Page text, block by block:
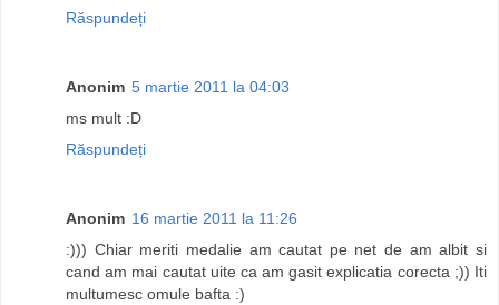
Răspundeți
Anonim 5 martie 2011 la 04:03
ms mult :D
Răspundeți
Anonim 16 martie 2011 la 11:26
:))) Chiar meriti medalie am cautat pe net de am albit si
cand am mai cautat uite ca am gasit explicatia corecta ;)) Iti
multumesc omule bafta :)